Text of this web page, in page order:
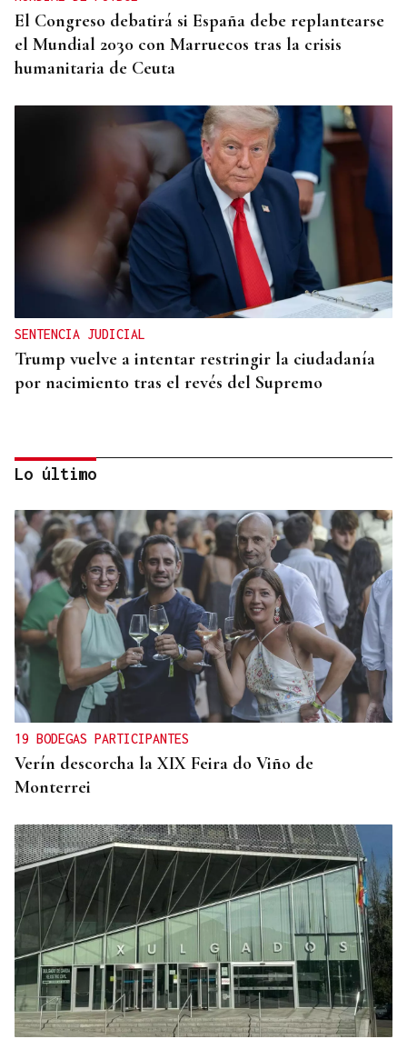
El Congreso debatirá si España debe replantearse
el Mundial 2030 con Marruecos tras la crisis
humanitaria de Ceuta
SENTENCIA JUDICIAL
Trump vuelve a intentar restringir la ciudadanía
por nacimiento tras el revés del Supremo
RELACIONES DIPLOMÁTICAS
Chile y Venezuela retoman sus relaciones
consulares tras dos años de ruptura
Lo último
19 BODEGAS PARTICIPANTES
Verín descorcha la XIX Feira do Viño de
Monterrei